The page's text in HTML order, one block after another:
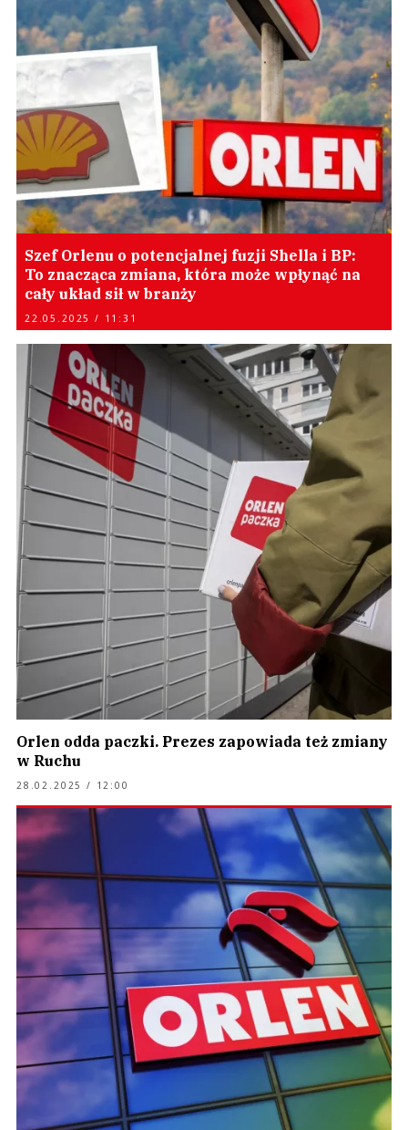
Szef Orlenu o potencjalnej fuzji Shella i BP:
To znacząca zmiana, która może wpłynąć na
cały układ sił w branży
22.05.2025 / 11:31
Orlen odda paczki. Prezes zapowiada też zmiany
w Ruchu
28.02.2025 / 12:00